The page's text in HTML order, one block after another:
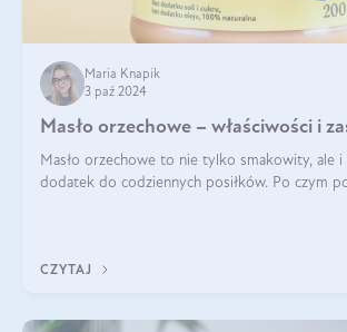
Maria Knapik
3 paź 2024
Masło orzechowe – właściwości i
Masło orzechowe to nie tylko smakowity, ale
dodatek do codziennych posiłków. Po czym
CZYTAJ